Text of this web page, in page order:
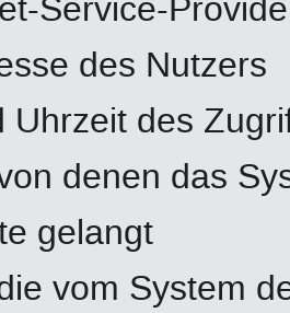
Service-
des Nutzers
Uhrzeit des
denen das
gelangt
vom System